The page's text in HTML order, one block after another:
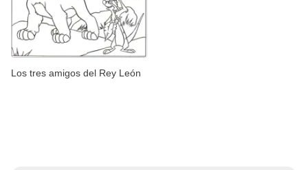
Los tres amigos del Rey León